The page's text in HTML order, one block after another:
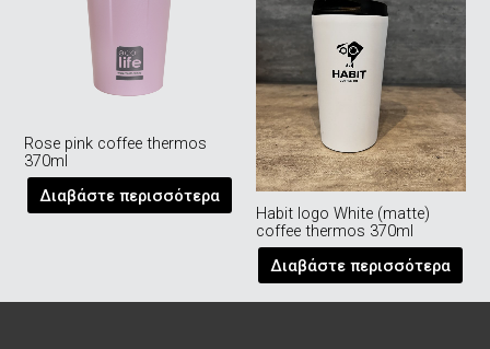
Rose pink coffee thermos
370ml
Διαβάστε περισσότερα
Habit logo White (matte)
coffee thermos 370ml
Διαβάστε περισσότερα